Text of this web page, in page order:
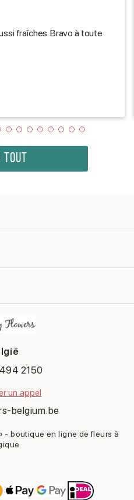
fraîches. Bravo à toute
2150
un appel
belgium.be
boutique en ligne de fleurs à